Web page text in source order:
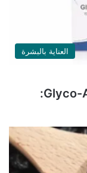
العناية بالبشرة
تجربتي مع مقشر ايزيس فارما Glyco-A 12: